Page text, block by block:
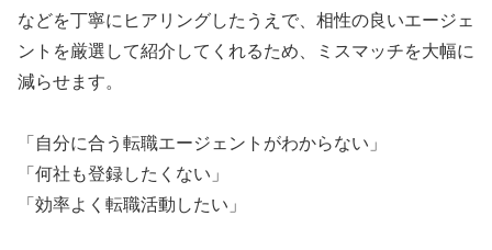
などを丁寧にヒアリングしたうえで、相性の良いエージェ
ントを厳選して紹介してくれるため、ミスマッチを大幅に
減らせます。
「自分に合う転職エージェントがわからない」
「何社も登録したくない」
「効率よく転職活動したい」